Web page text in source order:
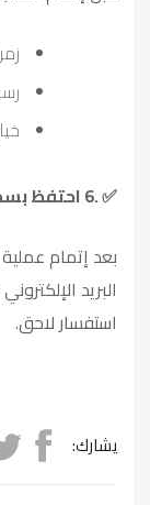
✅
6. احتفظ
بعد إتمام
البريد
استفسار لاحق.
يشارك: